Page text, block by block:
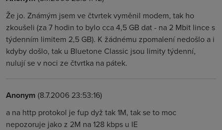
Že jo. Známým jsem ve čtvrtek vyměnil modem, tak ho
zkoušeli (za 7 hodin to bylo cca 4,5 GB dat - na 2 Mbit lince s
týdenním limitem 2,5 GB). K žádnému zpomalení nedošlo a i
kdyby došlo, tak u Bluetone Classic jsou limity týdenní,
nulují se v noci ze čtvrtka na pátek.
Anonym (8.7.2006 23:53:16)
a na http protokol je fup dyž tak 1M, tak se to moc
nepozoruje jako z 2M na 128 kbps u IE